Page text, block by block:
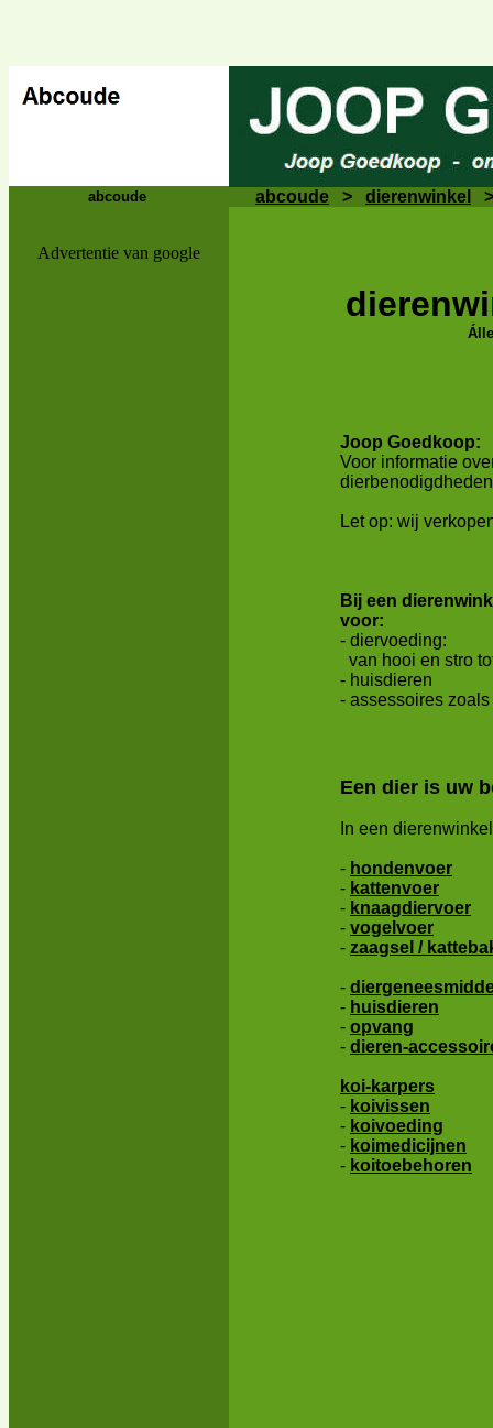
abcoude
Advertentie van google
abcoude > dierenwinkel >
Joop Goedkoop:
Voor informatie
Let op: wij
Bij een
voor:
- diervoeding:
van hooi en stro
- huisdieren
- assessoires
Een dier is uw
In een
- hondenvoer
- kattenvoer
- knaagdiervoer
- vogelvoer
- zaagsel /
-
- huisdieren
- opvang
- dieren-
koi-karpers
- koivissen
- koivoeding
- koimedicijnen
- koitoebehoren